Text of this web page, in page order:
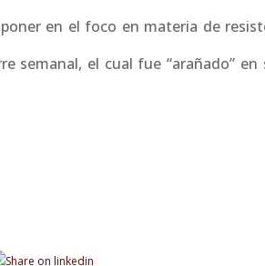
en el foco en materia de
semanal, el cual fue “arañado”